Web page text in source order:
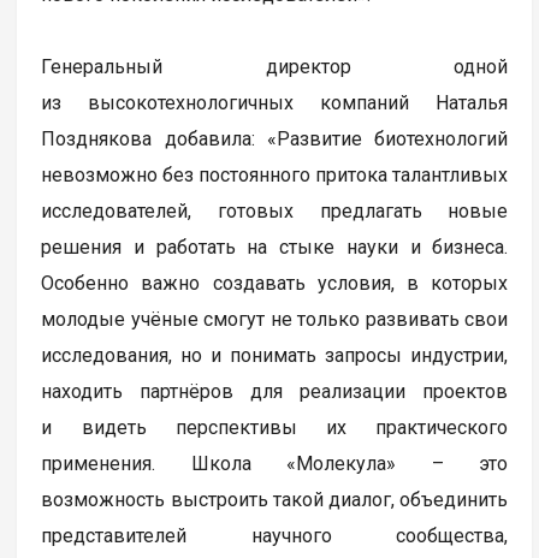
Генеральный директор одной
из высокотехнологичных компаний Наталья
Позднякова добавила: «Развитие биотехнологий
невозможно без постоянного притока талантливых
исследователей, готовых предлагать новые
решения и работать на стыке науки и бизнеса.
Особенно важно создавать условия, в которых
молодые учёные смогут не только развивать свои
исследования, но и понимать запросы индустрии,
находить партнёров для реализации проектов
и видеть перспективы их практического
применения. Школа «Молекула» – это
возможность выстроить такой диалог, объединить
представителей научного сообщества,